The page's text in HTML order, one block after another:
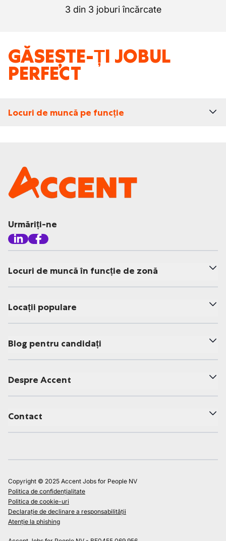
3 din 3 joburi încărcate
GĂSEȘTE-ȚI JOBUL
PERFECT
Locuri de muncă pe funcție
Urmăriți-ne
Locuri de muncă în funcție de zonă
Locații populare
Blog pentru candidați
Despre Accent
Contact
Copyright © 2025 Accent Jobs for People NV
Politica de confidențialitate
Politica de cookie-uri
Declarație de declinare a responsabilității
Atenție la phishing